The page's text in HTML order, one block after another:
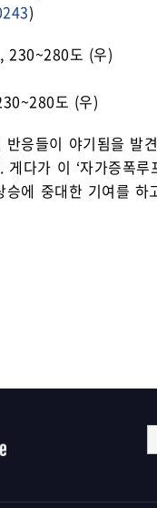
)
도 (우)
응들이 야기됨을 발
다가 이 ‘자가증폭
에 중대한 기여를